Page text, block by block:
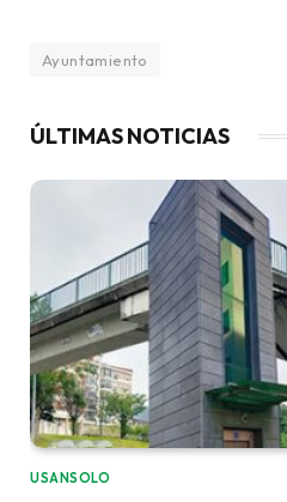
Ayuntamiento
ÚLTIMAS NOTICIAS
USANSOLO